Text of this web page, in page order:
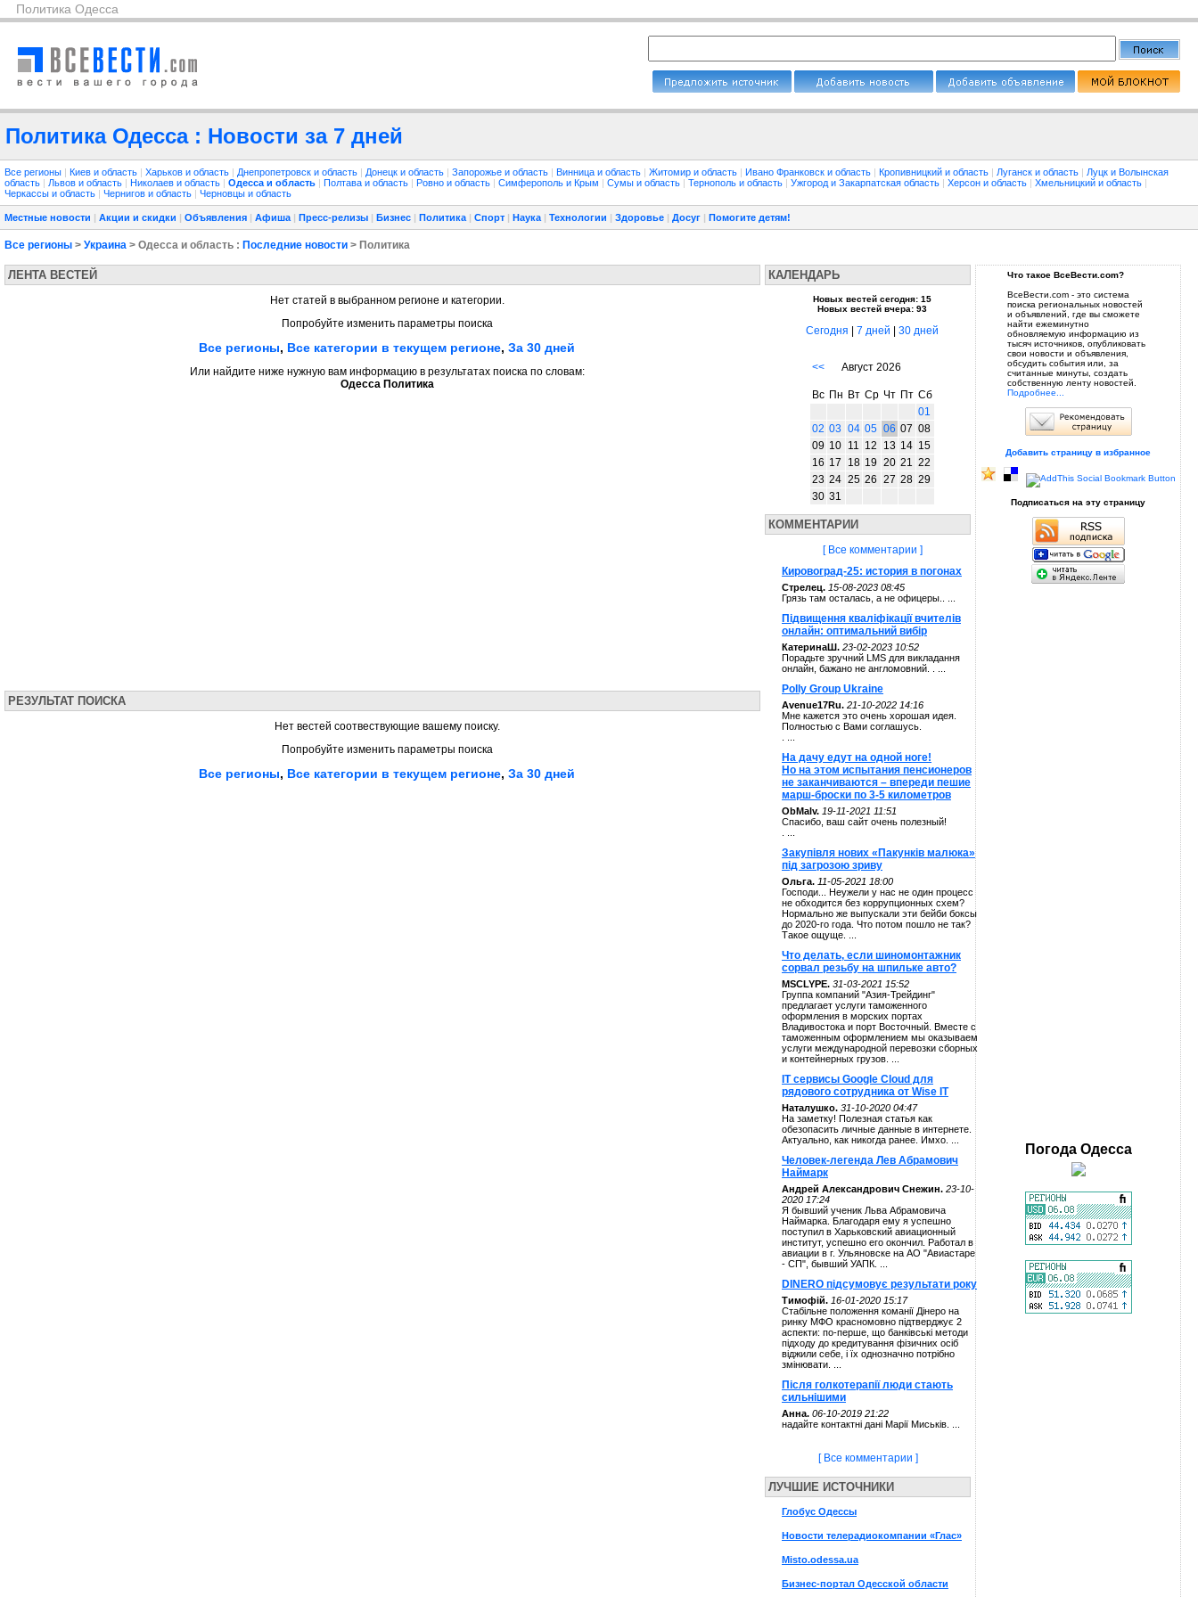
Политика Одесса
Политика Одесса : Новости за 7 дней
Все регионы | Киев и область | Харьков и область | Днепропетровск и область | Донецк и область | Запорожье и область | Винница и область | Житомир и область | Ивано Франковск и область | Кропивницкий и область | Луганск и область | Луцк и Волынская
область | Львов и область | Николаев и область | Одесса и область | Полтава и область | Ровно и область | Симферополь и Крым | Сумы и область | Тернополь и область | Ужгород и Закарпатская область | Херсон и область | Хмельницкий и область |
Черкассы и область | Чернигов и область | Черновцы и область
Местные новости | Акции и скидки | Объявления | Афиша | Пресс-релизы | Бизнес | Политика | Спорт | Наука | Технологии | Здоровье | Досуг | Помогите детям!
Все регионы > Украина > Одесса и область : Последние новости > Политика
ЛЕНТА ВЕСТЕЙ
Нет статей в выбранном регионе и категории.
Попробуйте изменить параметры поиска
Все регионы, Все категории в текущем регионе, За 30 дней
Или найдите ниже нужную вам информацию в результатах поиска по словам:
Одесса Политика
РЕЗУЛЬТАТ ПОИСКА
Нет вестей соотвествующие вашему поиску.
Попробуйте изменить параметры поиска
Все регионы, Все категории в текущем регионе, За 30 дней
КАЛЕНДАРЬ
Новых вестей сегодня: 15
Новых вестей вчера: 93
Сегодня 7 дней 30 дней
<< Август 2026
Вс Пн Вт Ср Чт Пт Сб
01
02 03 04 05 06 07 08
09 10 11 12 13 14 15
16 17 18 19 20 21 22
23 24 25 26 27 28 29
30 31
КОММЕНТАРИИ
[ Все комментарии ]
Кировоград-25: история в погонах
Стрелец. 15-08-2023 08:45
Грязь там осталась, а не офицеры.. ...
Підвищення кваліфікації вчителів
онлайн: оптимальний вибір
КатеринаШ. 23-02-2023 10:52
Порадьте зручний LMS для викладання
онлайн, бажано не англомовний. . ...
Polly Group Ukraine
Avenue17Ru. 21-10-2022 14:16
Мне кажется это очень хорошая идея.
Полностью с Вами соглашусь.
На дачу едут на одной ноге!
Но на этом испытания пенсионеров
не заканчиваются – впереди пешие
марш-броски по 3-5 километров
ОbMalv. 19-11-2021 11:51
Спасибо, ваш сайт очень полезный!
Закупівля нових «Пакунків малюка»
під загрозою зриву
Ольга. 11-05-2021 18:00
Господи... Неужели у нас не один процесс
не обходится без коррупционных схем?
Нормально же выпускали эти бейби боксы
до 2020-го года. Что потом пошло не так?
Такое ощуще. ...
Что делать, если шиномонтажник
сорвал резьбу на шпильке авто?
MSCLYPE. 31-03-2021 15:52
Группа компаний "Азия-Трейдинг"
предлагает услуги таможенного
оформления в морских портах
Владивостока и порт Восточный. Вместе с
таможенным оформлением мы оказываем
услуги международной перевозки сборных
и контейнерных грузов. ...
IT сервисы Google Cloud для
рядового сотрудника от Wise IT
Наталушко. 31-10-2020 04:47
На заметку! Полезная статья как
обезопасить личные данные в интернете.
Актуально, как никогда ранее. Имхо. ...
Человек-легенда Лев Абрамович
Наймарк
Андрей Александрович Снежин. 23-10-
2020 17:24
Я бывший ученик Льва Абрамовича
Наймарка. Благодаря ему я успешно
поступил в Харьковский авиационный
институт, успешно его окончил. Работал в
авиации в г. Ульяновске на АО "Авиастаре
- СП", бывший УАПК. ...
DINERO підсумовує результати року
Тимофій. 16-01-2020 15:17
Стабільне положення команії Дінеро на
ринку МФО красномовно підтверджує 2
аспекти: по-перше, що банківські методи
підходу до кредитування фізичних осіб
віджили себе, і їх однозначно потрібно
змінювати. ...
Після голкотерапії люди стають
сильнішими
Анна. 06-10-2019 21:22
надайте контактні дані Марії Миськів. ...
[ Все комментарии ]
ЛУЧШИЕ ИСТОЧНИКИ
Глобус Одессы
Новости телерадиокомпании «Глас»
Misto.odessa.ua
Бизнес-портал Одесской области
Что такое ВсеВести.com?
ВсеВести.com - это система
поиска региональных новостей
и объявлений, где вы сможете
найти ежеминутно
обновляемую информацию из
тысяч источников, опубликовать
свои новости и объявления,
обсудить события или, за
считанные минуты, создать
собственную ленту новостей.
Подробнее...
Добавить страницу в избранное
Подписаться на эту страницу
Погода Одесса